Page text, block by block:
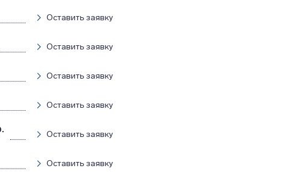
Оставить заявку
Оставить заявку
Оставить заявку
Оставить заявку
Оставить заявку
Оставить заявку